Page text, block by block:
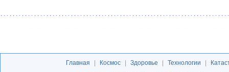
Главная | Космос | Здоровье | Технологии |